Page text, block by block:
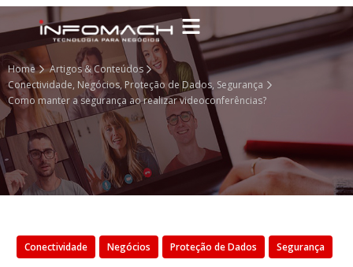
Home
Artigos & Conteúdos
Conectividade, Negócios, Proteção de Dados, Segurança
Como manter a segurança ao realizar videoconferências?
Conectividade Negócios Proteção de Dados Segurança